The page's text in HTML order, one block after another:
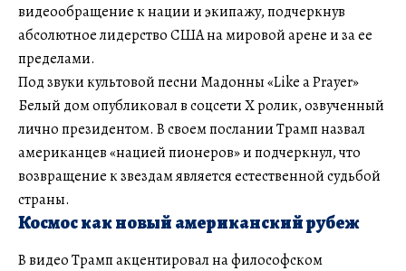
видеообращение к нации и экипажу, подчеркнув
абсолютное лидерство США на мировой арене и за ее
пределами.
Под звуки культовой песни Мадонны «Like a Prayer»
Белый дом опубликовал в соцсети X ролик, озвученный
лично президентом. В своем послании Трамп назвал
американцев «нацией пионеров» и подчеркнул, что
возвращение к звездам является естественной судьбой
страны.
Космос как новый американский рубеж
В видео Трамп акцентировал на философском